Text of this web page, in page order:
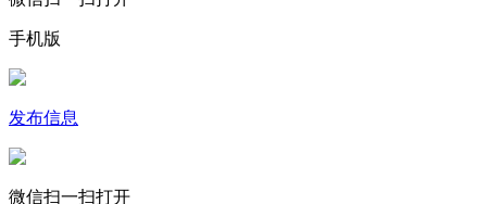
手机版
发布信息
微信扫一扫打开